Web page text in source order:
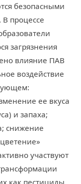
безопасными
процессе
загрязнения
влияние ПАВ
воздействие
ее вкуса
и запаха;
снижение
участвуют
как пестициды,